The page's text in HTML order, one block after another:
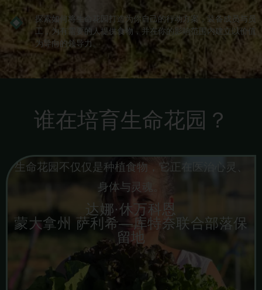
探索如何将生命花园打造为你自己的行动方案，装备成员与员
工，为有需要的人提供食物，并在你的影响范围内建立以价值
为导向的领导力。
谁在培育生命花园？
生命花园不仅仅是种植食物，它正在医治心灵、
身体与灵魂。
达娜·休万科恩
蒙大拿州 萨利希—库特奈联合部落保
留地